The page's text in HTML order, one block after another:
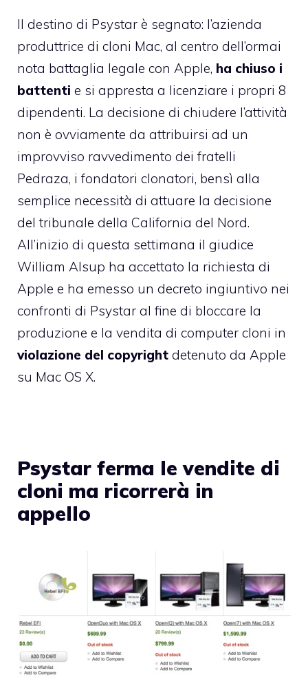
Il destino di Psystar è segnato: l’azienda
produttrice di cloni Mac, al centro dell’ormai
nota battaglia legale con Apple, ha chiuso i
battenti e si appresta a licenziare i propri 8
dipendenti. La decisione di chiudere l’attività
non è ovviamente da attribuirsi ad un
improvviso ravvedimento dei fratelli
Pedraza, i fondatori clonatori, bensì alla
semplice necessità di attuare la decisione
del tribunale della California del Nord.
All’inizio di questa settimana il giudice
William Alsup ha accettato la richiesta di
Apple e ha emesso un decreto ingiuntivo nei
confronti di Psystar al fine di bloccare la
produzione e la vendita di computer cloni in
violazione del copyright detenuto da Apple
su Mac OS X.
Psystar ferma le vendite di
cloni ma ricorrerà in
appello